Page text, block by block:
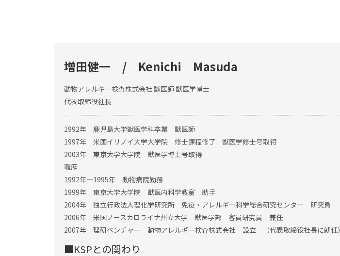
増田健一 / Kenichi Masuda
動物アレルギー検査株式会社 獣医師 獣医学博士
代表取締役社長
1992年 鹿児島大学獣医学科卒業 獣医師
1997年 米国イリノイ大学大学院 修士課程修了 獣医学修士号取得
2003年 東京大学大学院 獣医学博士号取得
職歴
1992年―1995年 動物病院勤務
1999年 東京大学大学院 獣医内科学教室 助手
2004年 独立行政法人理化学研究所 免疫・アレルギー科学総合研究センター 研究員
2006年 米国ノースカロライナ州立大学 獣医学部 客員研究員 兼任
2007年 理研ベンチャー 動物アレルギー検査株式会社 設立 （代表取締役社長に就任）
■KSPとの関わり